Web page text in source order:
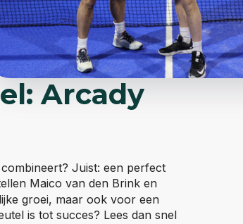
Arcady
Juist: een perfect
Maico van den Brink en
groei, maar ook voor een
is tot succes? Lees dan snel